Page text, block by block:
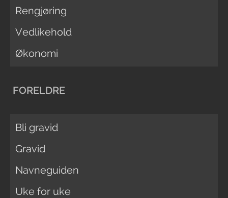
Rengjøring
Vedlikehold
Økonomi
FORELDRE
Bli gravid
Gravid
Navneguiden
Uke for uke